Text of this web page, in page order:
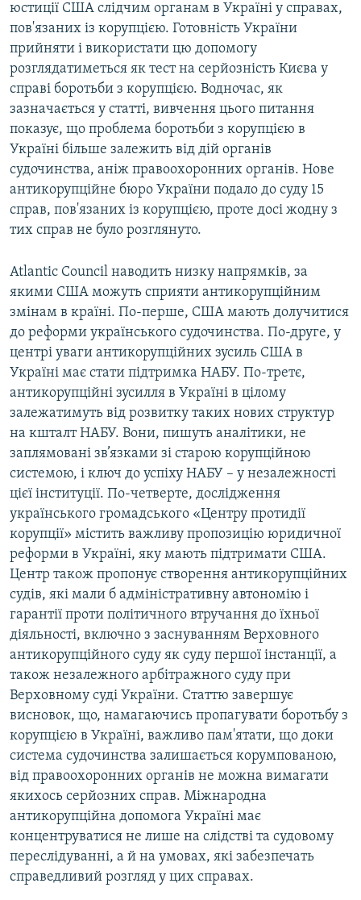
юстиції США слідчим органам в Україні у справах,
пов'язаних із корупцією. Готовність України
прийняти і використати цю допомогу
розглядатиметься як тест на серйозність Києва у
справі боротьби з корупцією. Водночас, як
зазначається у статті, вивчення цього питання
показує, що проблема боротьби з корупцією в
Україні більше залежить від дій органів
судочинства, аніж правоохоронних органів. Нове
антикорупційне бюро України подало до суду 15
справ, пов'язаних із корупцією, проте досі жодну з
тих справ не було розглянуто.
Atlantic Council наводить низку напрямків, за
якими США можуть сприяти антикорупційним
змінам в країні. По-перше, США мають долучитися
до реформи українського судочинства. По-друге, у
центрі уваги антикорупційних зусиль США в
Україні має стати підтримка НАБУ. По-третє,
антикорупційні зусилля в Україні в цілому
залежатимуть від розвитку таких нових структур
на кшталт НАБУ. Вони, пишуть аналітики, не
заплямовані зв’язками зі старою корупційною
системою, і ключ до успіху НАБУ – у незалежності
цієї інституції. По-четверте, дослідження
українського громадського «Центру протидії
корупції» містить важливу пропозицію юридичної
реформи в Україні, яку мають підтримати США.
Центр також пропонує створення антикорупційних
судів, які мали б адміністративну автономію і
гарантії проти політичного втручання до їхньої
діяльності, включно з заснуванням Верховного
антикорупційного суду як суду першої інстанції, а
також незалежного арбітражного суду при
Верховному суді України. Статтю завершує
висновок, що, намагаючись пропагувати боротьбу з
корупцією в Україні, важливо пам'ятати, що доки
система судочинства залишається корумпованою,
від правоохоронних органів не можна вимагати
якихось серйозних справ. Міжнародна
антикорупційна допомога Україні має
концентруватися не лише на слідстві та судовому
переслідуванні, а й на умовах, які забезпечать
справедливий розгляд у цих справах.